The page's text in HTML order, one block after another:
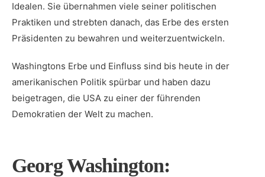
Idealen. Sie übernahmen viele seiner politischen
Praktiken und strebten danach,⁢ das Erbe des ersten
Präsidenten zu ‌bewahren‍ und‍ weiterzuentwickeln.
Washingtons ‌Erbe⁢ und Einfluss ‌sind bis heute in ⁤der
amerikanischen ‍Politik spürbar und haben‌ dazu
‍beigetragen, ‌die USA zu⁤ einer der führenden
Demokratien​ der Welt ‍zu⁣ machen.
Georg Washington: